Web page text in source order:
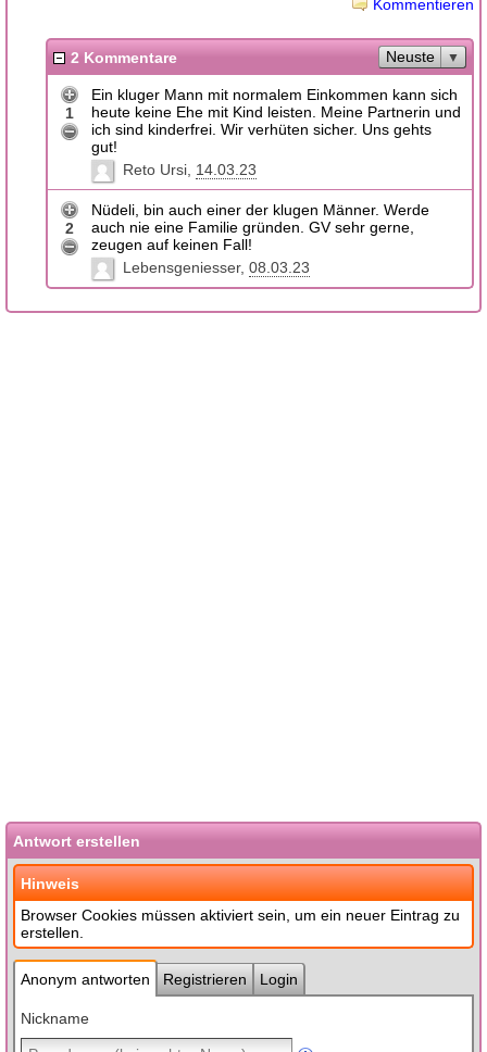
Kommentieren
2 Kommentare Neuste
1
Ein kluger Mann mit normalem Einkommen kann sich
heute keine Ehe mit Kind leisten. Meine Partnerin und
ich sind kinderfrei. Wir verhüten sicher. Uns gehts
gut!
Reto Ursi 14.03.23
2
Nüdeli, bin auch einer der klugen Männer. Werde
auch nie eine Familie gründen. GV sehr gerne,
zeugen auf keinen Fall!
Lebensgeniesser 08.03.23
Antwort erstellen
Hinweis
Browser Cookies müssen aktiviert sein, um ein neuer Eintrag zu
erstellen.
Anonym antworten Registrieren Login
Nickname